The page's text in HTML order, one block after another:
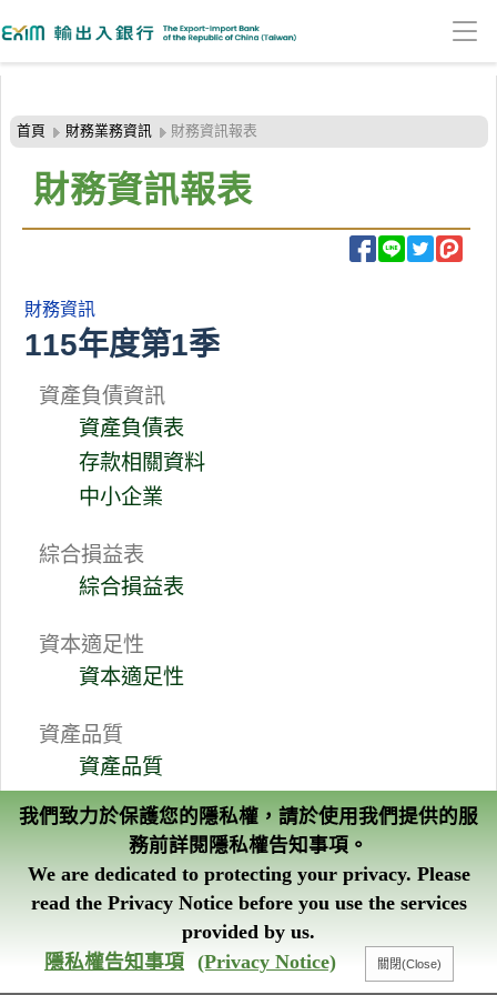
到
主
智能客服
首頁 財務業務資訊 財務資訊報表
財務資訊報表
財務資訊
115年度第1季
資產負債資訊
資產負債表
存款相關資料
中小企業
綜合損益表
綜合損益表
資本適足性
資本適足性
資產品質
資產品質
管理資訊
授信風險集中情形
轉投資事業概況
出售不良債權交易資訊
我們致力於保護您的隱私權，請於使用我們提供的服
務前詳閱隱私權告知事項。
We are dedicated to protecting your privacy. Please
read the Privacy Notice before you use the services
provided by us.
隱私權告知事項 (Privacy Notice)